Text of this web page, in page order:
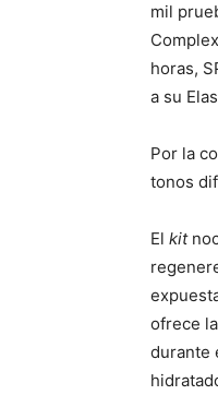
mil
horas,
a su
Por la
tonos
El kit
ofrece
durante